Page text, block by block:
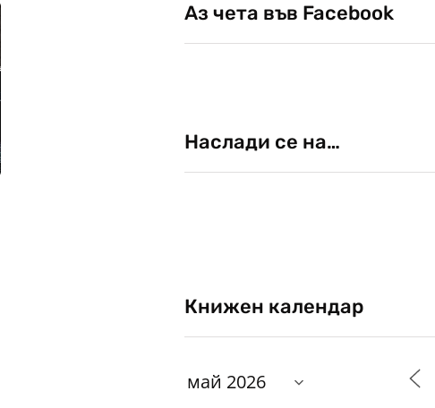
Аз чета във Facebook
Наслади се на…
Книжен календар